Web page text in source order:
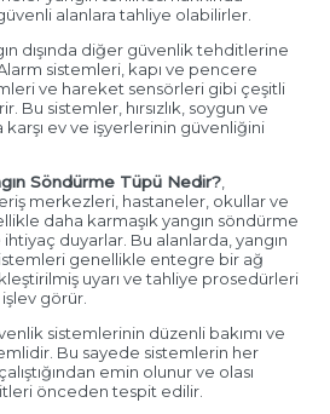
alanlara tahliye olabilirler.
dışında diğer güvenlik tehditlerine
sistemleri, kapı ve pencere
ve hareket sensörleri gibi çeşitli
Bu sistemler, hırsızlık, soygun ve
ev ve işyerlerinin güvenliğini
Söndürme Tüpü Nedir?,
merkezleri, hastaneler, okullar ve
daha karmaşık yangın söndürme
duyarlar. Bu alanlarda, yangın
genellikle entegre bir ağ
uyarı ve tahliye prosedürleri
görür.
sistemlerinin düzenli bakımı ve
Bu sayede sistemlerin her
emin olunur ve olası
önceden tespit edilir.